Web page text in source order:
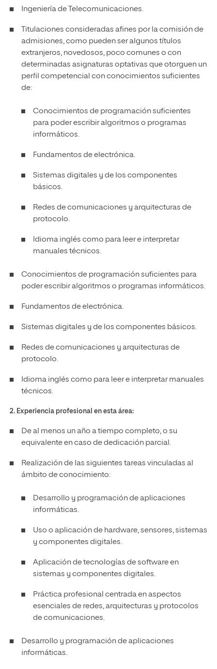
Ingeniería de Telecomunicaciones.
Titulaciones consideradas afines por la comisión de
admisiones, como pueden ser algunos títulos
extranjeros, novedosos, poco comunes o con
determinadas asignaturas optativas que otorguen un
perfil competencial con conocimientos suficientes
de:
Conocimientos de programación suficientes
para poder escribir algoritmos o programas
informáticos.
Fundamentos de electrónica.
Sistemas digitales y de los componentes
básicos.
Redes de comunicaciones y arquitecturas de
protocolo.
Idioma inglés como para leer e interpretar
manuales técnicos.
Conocimientos de programación suficientes para
poder escribir algoritmos o programas informáticos.
Fundamentos de electrónica.
Sistemas digitales y de los componentes básicos.
Redes de comunicaciones y arquitecturas de
protocolo.
Idioma inglés como para leer e interpretar manuales
técnicos.
2. Experiencia profesional en esta área:
De al menos un año a tiempo completo, o su
equivalente en caso de dedicación parcial.
Realización de las siguientes tareas vinculadas al
ámbito de conocimiento:
Desarrollo y programación de aplicaciones
informáticas.
Uso o aplicación de hardware, sensores, sistemas
y componentes digitales.
Aplicación de tecnologías de software en
sistemas y componentes digitales.
Práctica profesional centrada en aspectos
esenciales de redes, arquitecturas y protocolos
de comunicaciones.
Desarrollo y programación de aplicaciones
informáticas.